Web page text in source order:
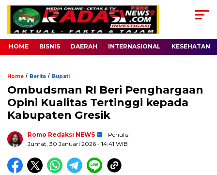
HOME BISNIS DAERAH INTERNASIONAL KESEHATAN
Home / Berita / Bupati
Ombudsman RI Beri Penghargaan
Opini Kualitas Tertinggi kepada
Kabupaten Gresik
Romo Redaksi NEWS
- Penulis
Jumat, 30 Januari 2026 - 14:41 WIB